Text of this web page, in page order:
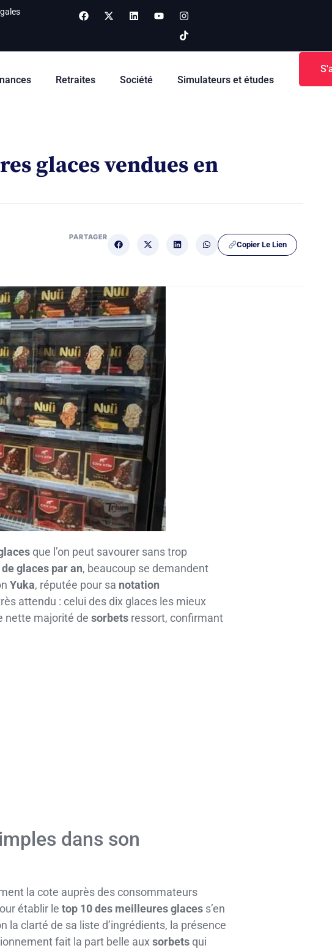
Retraites Société Simulateurs et études
glaces vendues en
PARTAGER
Copier Le Lien
que l’on peut savourer sans trop
glaces par an, beaucoup se demandent
Yuka, réputée pour sa notation
attendu : celui des dix glaces les mieux
nette majorité de sorbets ressort, confirmant
dans son
la cote auprès des consommateurs
établir le top 10 des meilleures glaces s’en
la clarté de sa liste d’ingrédients, la présence
fait la part belle aux sorbets qui